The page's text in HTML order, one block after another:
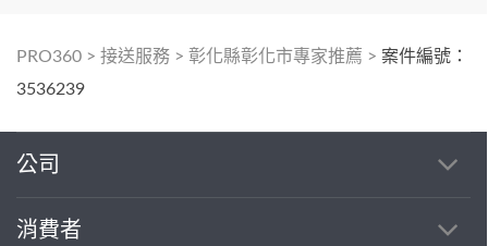
PRO360 > 接送服務 > 彰化縣彰化市專家推薦 > 案件編號：
3536239
公司
消費者